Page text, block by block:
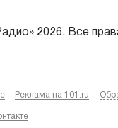
2026. Все
Реклама на 101.ru